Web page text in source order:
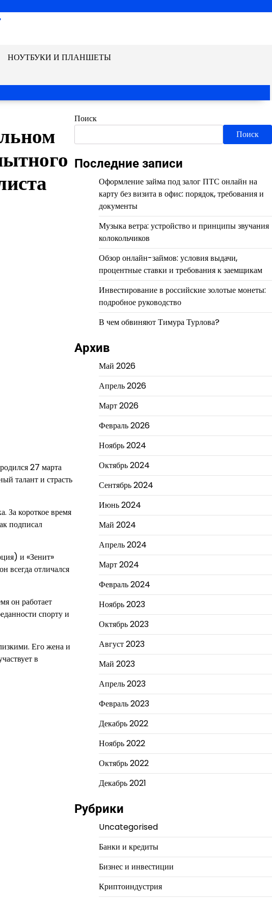
НОУТБУКИ И ПЛАНШЕТЫ
27 марта
талант и страсть
За короткое время
подписал
и «Зенит»
всегда отличался
он работает
спорту и
Его жена и
в
Поиск
Поиск
Последние записи
Оформление займа под залог ПТС онлайн на
карту без визита в офис: порядок, требования и
документы
Музыка ветра: устройство и принципы звучания
колокольчиков
Обзор онлайн-займов: условия выдачи,
процентные ставки и требования к заемщикам
Инвестирование в российские золотые монеты:
подробное руководство
В чем обвиняют Тимура Турлова?
Архив
Май 2026
Апрель 2026
Март 2026
Февраль 2026
Ноябрь 2024
Октябрь 2024
Сентябрь 2024
Июнь 2024
Май 2024
Апрель 2024
Март 2024
Февраль 2024
Ноябрь 2023
Октябрь 2023
Август 2023
Май 2023
Апрель 2023
Февраль 2023
Декабрь 2022
Ноябрь 2022
Октябрь 2022
Декабрь 2021
Рубрики
Uncategorised
Банки и кредиты
Бизнес и инвестиции
Криптоиндустрия